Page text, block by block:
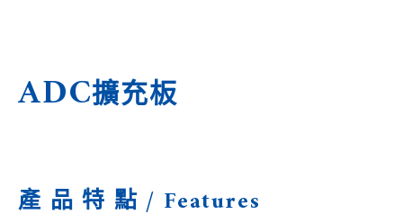
ADC擴充板
產 品 特 點 / Features